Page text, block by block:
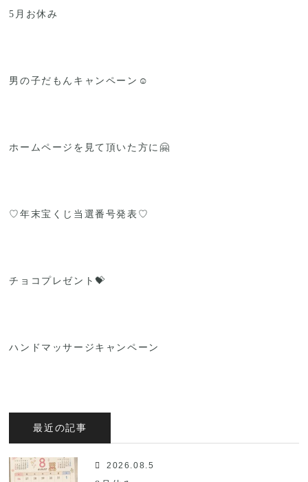
5月お休み
男の子だもんキャンペーン☺️
ホームページを見て頂いた方に🤗
♡年末宝くじ当選番号発表♡
チョコプレゼント💝
ハンドマッサージキャンペーン
最近の記事
2026.08.5